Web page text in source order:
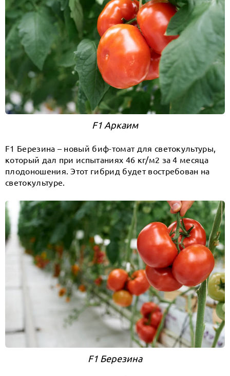
F1 Аркаим
F1 Березина – новый биф-томат для светокультуры,
который дал при испытаниях 46 кг/м2 за 4 месяца
плодоношения. Этот гибрид будет востребован на
светокультуре.
F1 Березина